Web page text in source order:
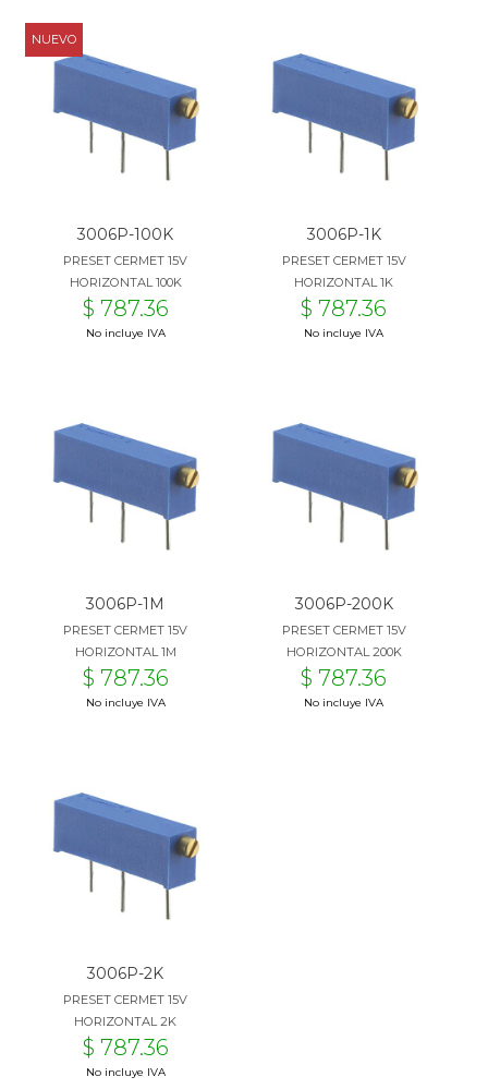
NUEVO
3006P-100K
PRESET CERMET 15V
HORIZONTAL 100K
$ 787.36
No incluye IVA
3006P-1K
PRESET CERMET 15V
HORIZONTAL 1K
$ 787.36
No incluye IVA
3006P-1M
PRESET CERMET 15V
HORIZONTAL 1M
$ 787.36
No incluye IVA
3006P-200K
PRESET CERMET 15V
HORIZONTAL 200K
$ 787.36
No incluye IVA
3006P-2K
PRESET CERMET 15V
HORIZONTAL 2K
$ 787.36
No incluye IVA